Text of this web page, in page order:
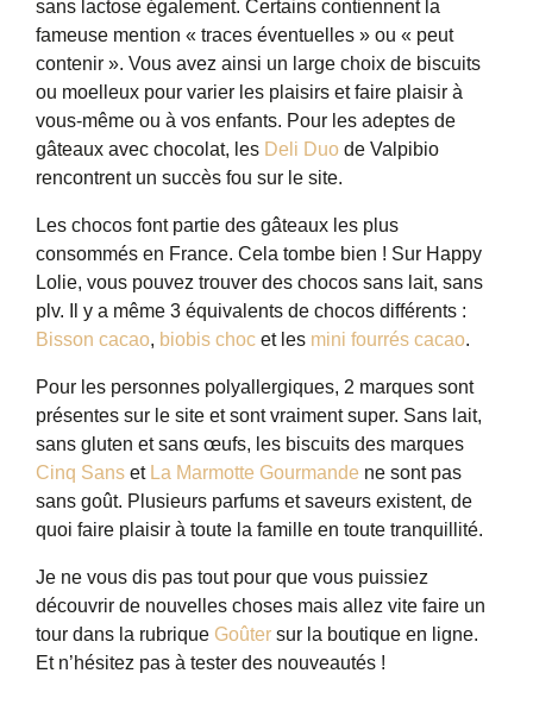
sans lactose également. Certains contiennent la
fameuse mention « traces éventuelles » ou « peut
contenir ». Vous avez ainsi un large choix de biscuits
ou moelleux pour varier les plaisirs et faire plaisir à
vous-même ou à vos enfants. Pour les adeptes de
gâteaux avec chocolat, les Deli Duo de Valpibio
rencontrent un succès fou sur le site.
Les chocos font partie des gâteaux les plus
consommés en France. Cela tombe bien ! Sur Happy
Lolie, vous pouvez trouver des chocos sans lait, sans
plv. Il y a même 3 équivalents de chocos différents :
Bisson cacao, biobis choc et les mini fourrés cacao.
Pour les personnes polyallergiques, 2 marques sont
présentes sur le site et sont vraiment super. Sans lait,
sans gluten et sans œufs, les biscuits des marques
Cinq Sans et La Marmotte Gourmande ne sont pas
sans goût. Plusieurs parfums et saveurs existent, de
quoi faire plaisir à toute la famille en toute tranquillité.
Je ne vous dis pas tout pour que vous puissiez
découvrir de nouvelles choses mais allez vite faire un
tour dans la rubrique Goûter sur la boutique en ligne.
Et n’hésitez pas à tester des nouveautés !